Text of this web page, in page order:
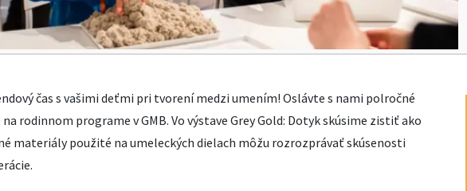
čas s vašimi deťmi pri tvorení medzi umením! Oslávte s nami polročné
na rodinnom programe v GMB. Vo výstave Grey Gold: Dotyk skúsime zistiť ako
materiály použité na umeleckých dielach môžu rozrozprávať skúsenosti